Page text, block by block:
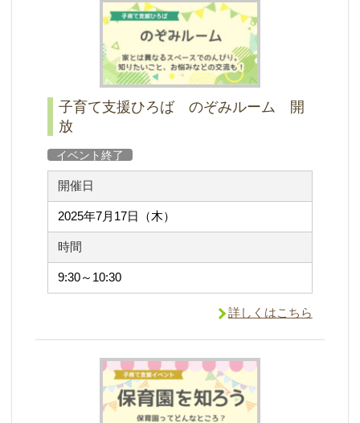
子育て支援ひろば のぞみルーム 開
放
イベント終了
開催日
2025年7月17日（木）
時間
9:30～10:30
詳しくはこちら